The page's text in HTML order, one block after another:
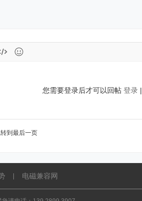
您需要登录后才可以回帖 登录|
到最后一页
电磁兼容网